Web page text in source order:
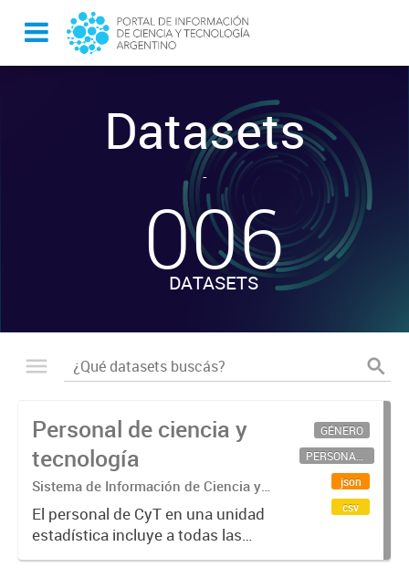
Datasets
-
006
DATASETS
Personal de ciencia y
tecnología
Sistema de Información de Ciencia y
Tecnología Argentino (SICYTAR)
El personal de CyT en una unidad
estadística incluye a todas las
personas involucradas
GÉNERO
PERSONAL CIENTÍFICO-TECNOLÓGICO
json
csv